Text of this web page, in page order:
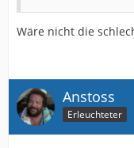
Wäre nicht die
Anstoss
Erleuchteter